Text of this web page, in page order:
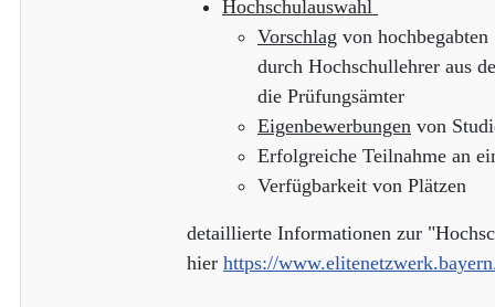
Hochschulauswahl
Vorschlag von
durch Hochschullehrer aus
die Prüfungsämter
Eigenbewerbungen von
Erfolgreiche Teilnahme an
Verfügbarkeit von Plätzen
detaillierte Informationen zur
hier https://